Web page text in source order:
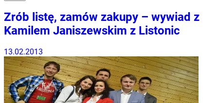
Zrób listę, zamów zakupy – wywiad z
Kamilem Janiszewskim z Listonic
13.02.2013